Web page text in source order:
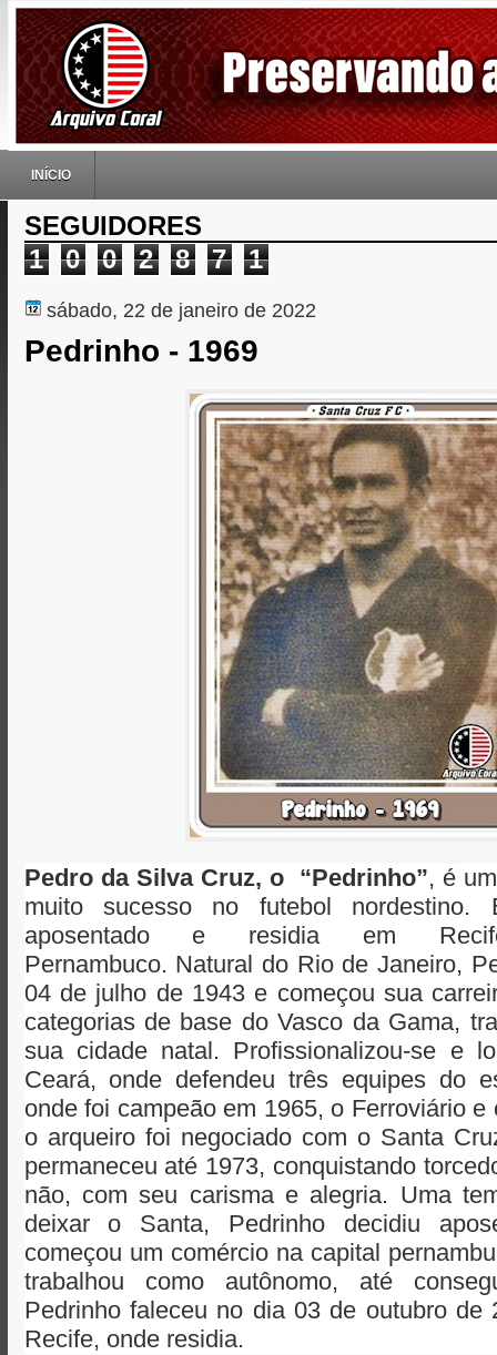
INÍCIO
SEGUIDORES
1
0 0 2 8 7 1
sábado, 22 de janeiro de 2022
Pedrinho - 1969
Pedro da Silva Cruz, o “Pedrinho”, é
muito sucesso no futebol nordestino.
aposentado e residia em
Pernambuco. Natural do Rio de Janeiro,
04 de julho de 1943 e começou sua
categorias de base do Vasco da Gama,
sua cidade natal. Profissionalizou-se e
Ceará, onde defendeu três equipes do
onde foi campeão em 1965, o Ferroviário
o arqueiro foi negociado com o Santa
permaneceu até 1973, conquistando
não, com seu carisma e alegria. Uma
deixar o Santa, Pedrinho decidiu
começou um comércio na capital
trabalhou como autônomo, até
Pedrinho faleceu no dia 03 de outubro de
Recife, onde residia.